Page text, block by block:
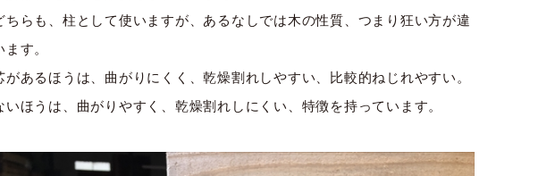
ちらも、柱として使いますが、あるなしでは木の性質、つまり狂い方が違
ます。
があるほうは、曲がりにくく、乾燥割れしやすい、比較的ねじれやすい。
いほうは、曲がりやすく、乾燥割れしにくい、特徴を持っています。